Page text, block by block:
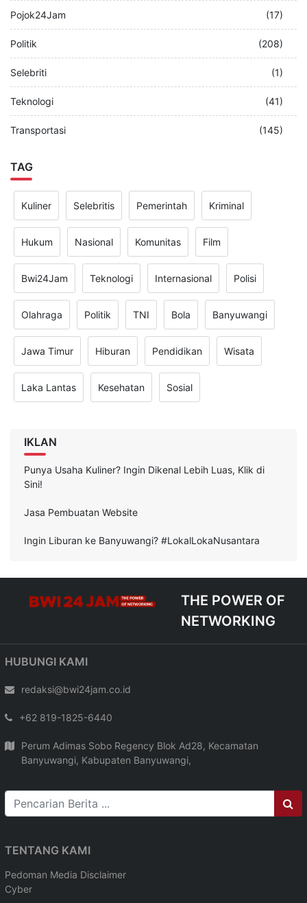
Pojok24Jam (17)
Politik (208)
Selebriti (1)
Teknologi (41)
Transportasi (145)
TAG
Kuliner Selebritis Pemerintah Kriminal
Hukum Nasional Komunitas Film
Bwi24Jam Teknologi Internasional Polisi
Olahraga Politik TNI Bola Banyuwangi
Jawa Timur Hiburan Pendidikan Wisata
Laka Lantas Kesehatan Sosial
IKLAN
Punya Usaha Kuliner? Ingin Dikenal Lebih Luas, Klik di
Sini!
Jasa Pembuatan Website
Ingin Liburan ke Banyuwangi? #LokalLokaNusantara
THE POWER OF
NETWORKING
HUBUNGI KAMI
redaksi@bwi24jam.co.id
+62 819-1825-6440
Perum Adimas Sobo Regency Blok Ad28, Kecamatan
Banyuwangi, Kabupaten Banyuwangi,
TENTANG KAMI
Pedoman Media
Cyber
Disclaimer